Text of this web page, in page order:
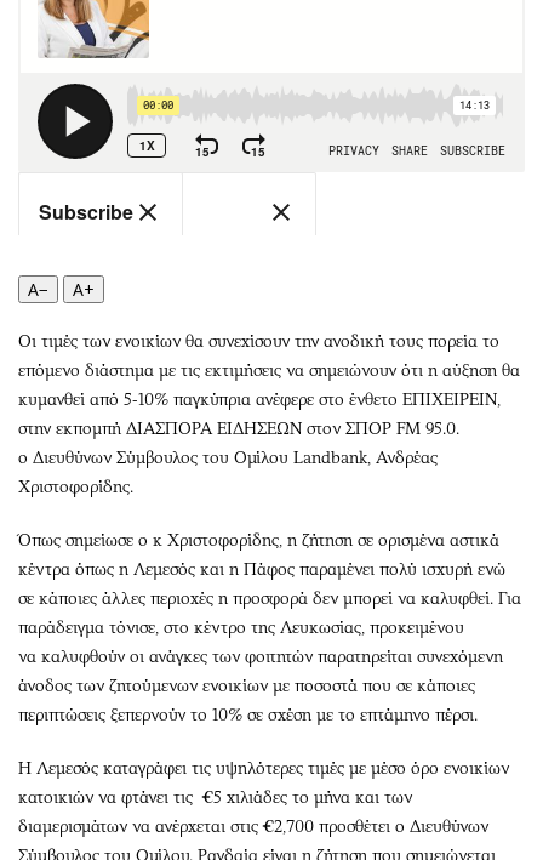
Βιβλίο
Χειρόγραφα
A− A+
Οι τιμές των ενοικίων θα συνεχίσουν την ανοδική τους πορεία το
επόμενο διάστημα με τις εκτιμήσεις να σημειώνουν ότι η αύξηση θα
κυμανθεί από 5-10% παγκύπρια ανέφερε στο ένθετο ΕΠΙΧΕΙΡΕΙΝ,
στην εκπομπή ΔΙΑΣΠΟΡΑ ΕΙΔΗΣΕΩΝ στον ΣΠΟΡ FM 95.0.
ο Διευθύνων Σύμβουλος του Ομίλου Landbank, Ανδρέας
Χριστοφορίδης.
Όπως σημείωσε ο κ Χριστοφορίδης, η ζήτηση σε ορισμένα αστικά
κέντρα όπως η Λεμεσός και η Πάφος παραμένει πολύ ισχυρή ενώ
σε κάποιες άλλες περιοχές η προσφορά δεν μπορεί να καλυφθεί. Για
παράδειγμα τόνισε, στο κέντρο της Λευκωσίας, προκειμένου
να καλυφθούν οι ανάγκες των φοιτητών παρατηρείται συνεχόμενη
άνοδος των ζητούμενων ενοικίων με ποσοστά που σε κάποιες
περιπτώσεις ξεπερνούν το 10% σε σχέση με το επτάμηνο πέρσι.
Η Λεμεσός καταγράφει τις υψηλότερες τιμές με μέσο όρο ενοικίων
κατοικιών να φτάνει τις €5 χιλιάδες το μήνα και των
διαμερισμάτων να ανέρχεται στις €2,700 προσθέτει ο Διευθύνων
Σύμβουλος του Ομίλου. Ραγδαία είναι η ζήτηση που σημειώνεται